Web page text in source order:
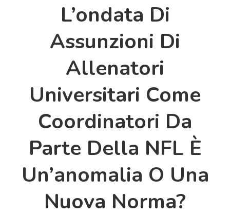
L’ondata Di
Assunzioni Di
Allenatori
Universitari Come
Coordinatori Da
Parte Della NFL È
Un’anomalia O Una
Nuova Norma?